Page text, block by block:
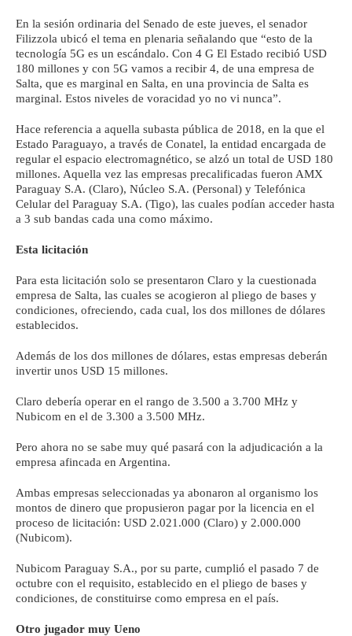
En la sesión ordinaria del Senado de este jueves, el senador
Filizzola ubicó el tema en plenaria señalando que “esto de la
tecnología 5G es un escándalo. Con 4 G El Estado recibió USD
180 millones y con 5G vamos a recibir 4, de una empresa de
Salta, que es marginal en Salta, en una provincia de Salta es
marginal. Estos niveles de voracidad yo no vi nunca”.
Hace referencia a aquella subasta pública de 2018, en la que el
Estado Paraguayo, a través de Conatel, la entidad encargada de
regular el espacio electromagnético, se alzó un total de USD 180
millones. Aquella vez las empresas precalificadas fueron AMX
Paraguay S.A. (Claro), Núcleo S.A. (Personal) y Telefónica
Celular del Paraguay S.A. (Tigo), las cuales podían acceder hasta
a 3 sub bandas cada una como máximo.
Esta licitación
Para esta licitación solo se presentaron Claro y la cuestionada
empresa de Salta, las cuales se acogieron al pliego de bases y
condiciones, ofreciendo, cada cual, los dos millones de dólares
establecidos.
Además de los dos millones de dólares, estas empresas deberán
invertir unos USD 15 millones.
Claro debería operar en el rango de 3.500 a 3.700 MHz y
Nubicom en el de 3.300 a 3.500 MHz.
Pero ahora no se sabe muy qué pasará con la adjudicación a la
empresa afincada en Argentina.
Ambas empresas seleccionadas ya abonaron al organismo los
montos de dinero que propusieron pagar por la licencia en el
proceso de licitación: USD 2.021.000 (Claro) y 2.000.000
(Nubicom).
Nubicom Paraguay S.A., por su parte, cumplió el pasado 7 de
octubre con el requisito, establecido en el pliego de bases y
condiciones, de constituirse como empresa en el país.
Otro jugador muy Ueno